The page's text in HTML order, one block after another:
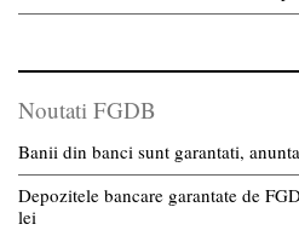
Noutati FGDB
Banii din banci sunt garantati,
Depozitele bancare garantate de
lei